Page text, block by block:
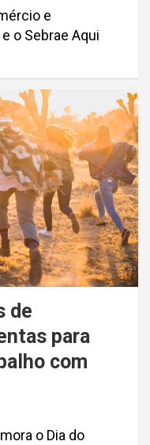
e
o Sebrae Aqui
de
para
com
o Dia do